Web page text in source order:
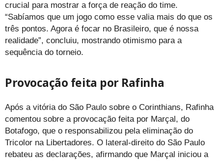
crucial para mostrar a força de reação do time.
“Sabíamos que um jogo como esse valia mais do que os
três pontos. Agora é focar no Brasileiro, que é nossa
realidade”, concluiu, mostrando otimismo para a
sequência do torneio.
Provocação feita por Rafinha
Após a vitória do São Paulo sobre o Corinthians, Rafinha
comentou sobre a provocação feita por Marçal, do
Botafogo, que o responsabilizou pela eliminação do
Tricolor na Libertadores. O lateral-direito do São Paulo
rebateu as declarações, afirmando que Marçal iniciou a